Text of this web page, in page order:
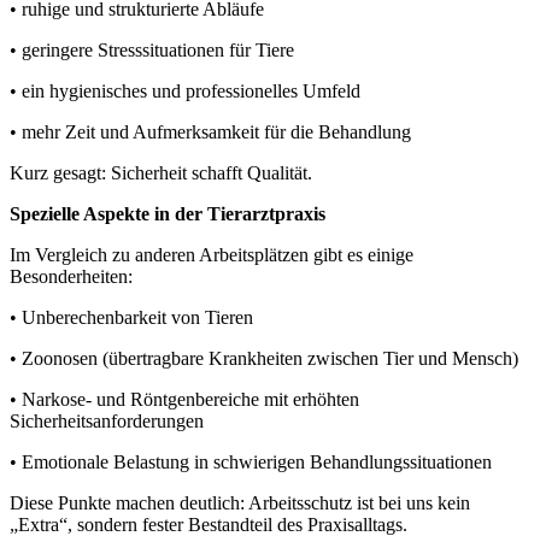
• ruhige und strukturierte Abläufe
• geringere Stresssituationen für Tiere
• ein hygienisches und professionelles Umfeld
• mehr Zeit und Aufmerksamkeit für die Behandlung
Kurz gesagt: Sicherheit schafft Qualität.
Spezielle Aspekte in der Tierarztpraxis
Im Vergleich zu anderen Arbeitsplätzen gibt es einige
Besonderheiten:
• Unberechenbarkeit von Tieren
• Zoonosen (übertragbare Krankheiten zwischen Tier und Mensch)
• Narkose- und Röntgenbereiche mit erhöhten
Sicherheitsanforderungen
• Emotionale Belastung in schwierigen Behandlungssituationen
Diese Punkte machen deutlich: Arbeitsschutz ist bei uns kein
„Extra“, sondern fester Bestandteil des Praxisalltags.